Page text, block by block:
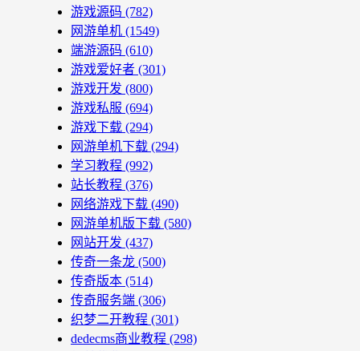
游戏源码 (782)
网游单机 (1549)
端游源码 (610)
游戏爱好者 (301)
游戏开发 (800)
游戏私服 (694)
游戏下载 (294)
网游单机下载 (294)
学习教程 (992)
站长教程 (376)
网络游戏下载 (490)
网游单机版下载 (580)
网站开发 (437)
传奇一条龙 (500)
传奇版本 (514)
传奇服务端 (306)
织梦二开教程 (301)
dedecms商业教程 (298)